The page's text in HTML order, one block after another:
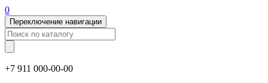
0
Переключение навигации
+7 911 000-00-00